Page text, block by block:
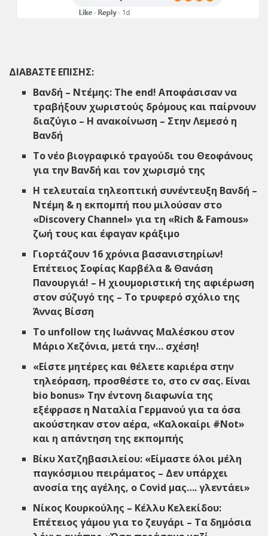
ΔΙΑΒΑΣΤΕ ΕΠΙΣΗΣ:
Βανδή – Ντέμης: The end! Aποφάσισαν να
τραβήξουν χωριστούς δρόμους και παίρνουν
διαζύγιο – Η ανακοίνωση – Στην Λεμεσό η
Βανδή
Tο νέο βιογραφικό τραγούδι τoυ Θεοφάνους
για την Βανδή και τον χωρισμό της
Η τελευταία τηλεοπτική συνέντευξη Βανδή –
Ντέμη & η εκπομπή που μιλούσαν στο
«Discovery Channel» για τη «Rich & Famous»
ζωή τους και έφαγαν κράξιμο
Γιορτάζουν 16 χρόνια βασανιστηρίων!
Επέτειος Σοφίας Καρβέλα & Θανάση
Πανουργιά! – Η χιουμοριστική της αφιέρωση
στον σύζυγό της – Το τρυφερό σχόλιο της
Άννας Βίσση
Το unfollow της Ιωάννας Μαλέσκου στον
Μάριο Χεζόνια, μετά την… σχέση!
«Είστε μητέρες και θέλετε καριέρα στην
τηλεόραση, προσθέστε το, στο cv σας. Είναι
bio bonus» Την έντονη διαφωνία της
εξέφρασε η Ναταλία Γερμανού για τα όσα
ακούστηκαν στον αέρα, «Καλοκαίρι #Not»
και η απάντηση της εκπομπής
Βίκυ Χατζηβασιλείου: «Είμαστε όλοι μέλη
παγκόσμιου πειράματος – Δεν υπάρχει
ανοσία της αγέλης, ο Covid μας…. γλεντάει»
Νίκος Κουρκούλης – Κέλλυ Κελεκίδου:
Επέτειος γάμου για το ζευγάρι – Τα δημόσια